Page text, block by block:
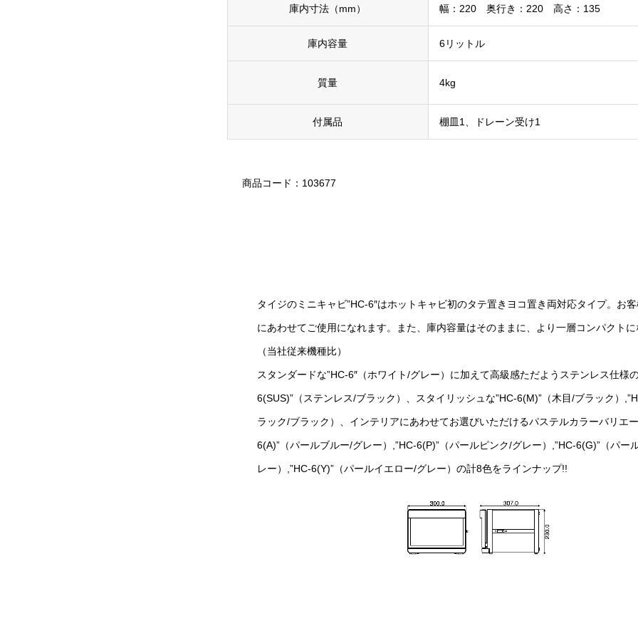
庫内寸法（mm） 幅：220 奥行き：220 高さ：135
庫内容量 6リットル
質量 4kg
付属品 棚皿1、ドレーン受け1
商品コード：103677
タイジのミニキャビ”HC-6″はホットキャビ初のタテ置きヨコ置き両対応タイプ。お
にあわせてご使用になれます。また、庫内容量はそのままに、より一層コンパクトに
（当社従来機種比）
スタンダードな”HC-6″（ホワイト/グレー）に加えて高級感ただようステンレス仕様
6(SUS)”（ステンレス/ブラック）、スタイリッシュな”HC-6(M)”（木目/ブラック）
ラック/ブラック）、インテリアにあわせてお選びいただけるパステルカラーバリエ
6(A)”（パールブルー/グレー）,”HC-6(P)”（パールピンク/グレー）,”HC-6(G)”（パー
レー）,”HC-6(Y)”（パールイエロー/グレー）の計8色をラインナップ!!